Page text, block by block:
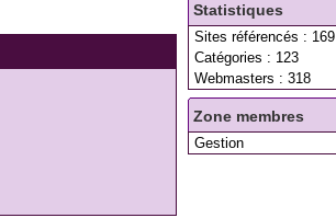
Statistiques
Sites référencés : 169
Catégories : 123
Webmasters : 318
Zone membres
Gestion